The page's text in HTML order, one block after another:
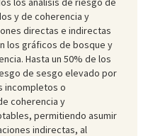
y de coherencia y
directas e indirectas
los gráficos de bosque y
Hasta un 50% de los
de sesgo elevado por
incompletos o
coherencia y
permitiendo asumir
indirectas, al